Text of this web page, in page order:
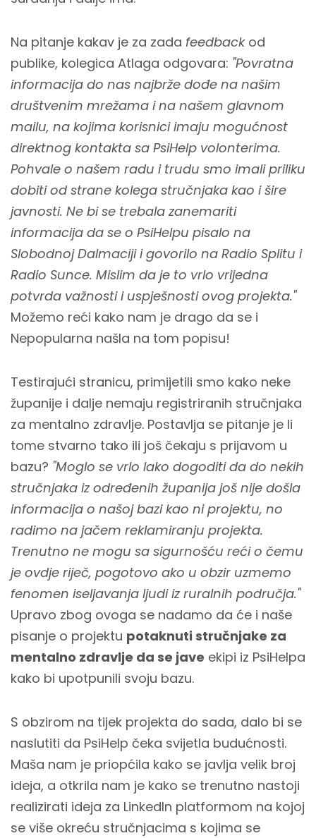
Na pitanje kakav je za zada feedbackod
publike, kolegica Atlaga odgovara: "Povratna
informacija do nas najbrže dođe na našim
društvenim mrežama i na našem glavnom
mailu, na kojima korisnici imaju mogućnost
direktnog kontakta sa PsiHelp volonterima.
Pohvale o našem radu i trudu smo imali priliku
dobiti od strane kolega stručnjaka kao i šire
javnosti. Ne bi se trebala zanemariti
informacija da se o PsiHelpu pisalo na
Slobodnoj Dalmaciji i govorilo na Radio Splitu i
Radio Sunce. Mislim da je to vrlo vrijedna
potvrda važnosti i uspješnosti ovog projekta."
Možemo reći kako nam je drago da se i
Nepopularna našla na tom popisu!
Testirajući stranicu, primijetili smo kako neke
županije i dalje nemaju registriranih stručnjaka
za mentalno zdravlje. Postavlja se pitanje je li
tome stvarno tako ili još čekaju s prijavom u
bazu? "Moglo se vrlo lako dogoditi da do nekih
stručnjaka iz određenih županija još nije došla
informacija o našoj bazi kao ni projektu, no
radimo na jačem reklamiranju projekta.
Trenutno ne mogu sa sigurnošću reći o čemu
je ovdje riječ, pogotovo ako u obzir uzmemo
fenomen iseljavanja ljudi iz ruralnih područja."
Upravo zbog ovoga se nadamo da će i naše
pisanje o projektu potaknuti stručnjake za
mentalno zdravlje da se jave ekipi iz PsiHelpa
kako bi upotpunili svoju bazu.
S obzirom na tijek projekta do sada, dalo bi se
naslutiti da PsiHelp čeka svijetla budućnosti.
Maša nam je priopćila kako se javlja velik broj
ideja, a otkrila nam je kako se trenutno nastoji
realizirati ideja za LinkedIn platformom na kojoj
se više okreću stručnjacima s kojima se